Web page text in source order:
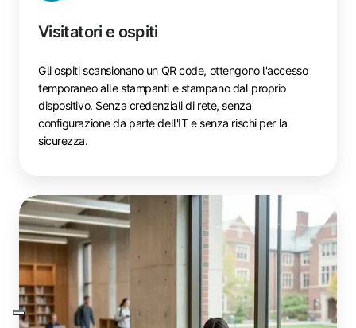
Visitatori e ospiti
Gli ospiti scansionano un QR code, ottengono l'accesso
temporaneo alle stampanti e stampano dal proprio
dispositivo. Senza credenziali di rete, senza
configurazione da parte dell'IT e senza rischi per la
sicurezza.
Studenti
e
campus